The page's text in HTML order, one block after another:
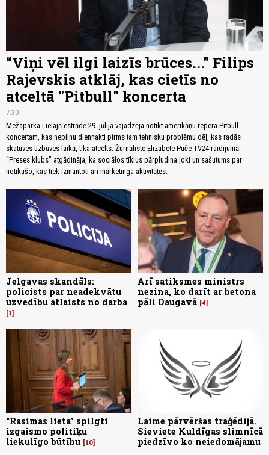
“Viņi vēl ilgi laizīs brūces...” Filips
Rajevskis atklāj, kas cietīs no
atceltā "Pitbull" koncerta
7:30
Mežaparka Lielajā estrādē 29. jūlijā vajadzēja notikt amerikāņu repera Pitbull
koncertam, kas nepilnu diennakti pirms tam tehnisku problēmu dēļ, kas radās
skatuves uzbūves laikā, tika atcelts. Žurnāliste Elizabete Puče TV24 raidījumā
“Preses klubs” atgādināja, ka sociālos tīklus pārpludina joki un sašutums par
notikušo, kas tiek izmantoti arī mārketinga aktivitātēs.
Jelgavas skandāls:
policists par neadekvātu
uzvedību atlaists no darba
1
Arī satiksmes ministrs
nezina, ko darīt ar betona
pāli Daugavā 4
“Rasimas lieta” spilgti
izgaismo politiķu
liekulīgo būtību 10
Laime pārvēršas traģēdijā.
Sieviete Kuldīgas slimnīcā
piedzīvo ko neiedomājamu